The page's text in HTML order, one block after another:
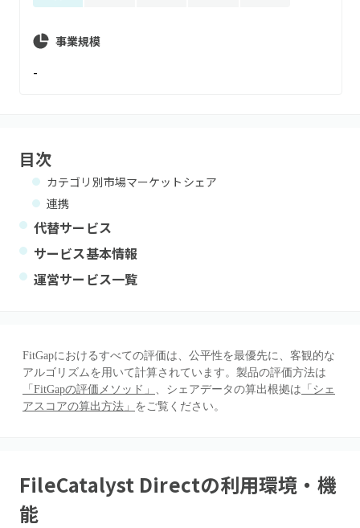
事業規模
-
目次
カテゴリ別市場マーケットシェア
連携
代替サービス
サービス基本情報
運営サービス一覧
FitGapにおけるすべての評価は、公平性を最優先に、客観的な
アルゴリズムを用いて計算されています。製品の評価方法は
「FitGapの評価メソッド」 、シェアデータの算出根拠は 「シェ
アスコアの算出方法」 をご覧ください。
FileCatalyst Directの利用環境・機
能